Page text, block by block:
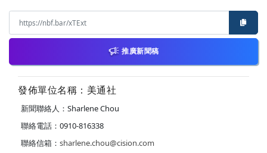
推廣新聞稿
發佈單位名稱：美通社
新聞聯絡人：Sharlene Chou
聯絡電話：0910-816338
聯絡信箱： sharlene.chou@cision.com